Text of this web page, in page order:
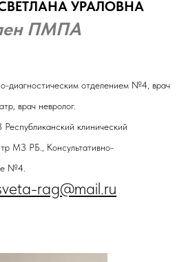
УРАЛОВНА
ПМПА
диагностическим отделением №4, врач
врач невролог.
клинический
МЗ РБ., Консультативно-
№4.
rag@mail.ru